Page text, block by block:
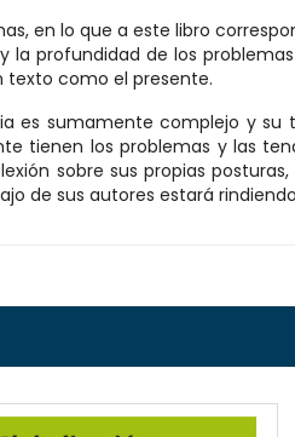
en lo que a este libro
la profundidad de los
texto como el presente.
es sumamente complejo y
tienen los problemas y las
sobre sus propias
de sus autores estará